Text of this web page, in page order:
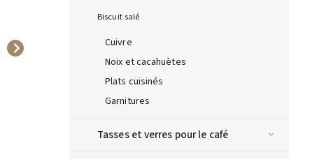
Biscuit salé
Cuivre
Noix et cacahuètes
Plats cuisinés
Garnitures
Tasses et verres pour le café
3,50 €
panier